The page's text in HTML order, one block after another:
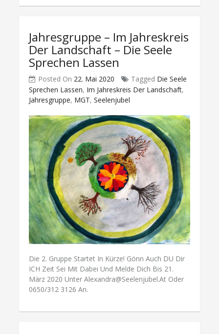
Jahresgruppe – Im Jahreskreis
Der Landschaft – Die Seele
Sprechen Lassen
Posted On 22. Mai 2020 Tagged Die Seele
Sprechen Lassen, Im Jahreskreis Der Landschaft,
Jahresgruppe, MGT, Seelenjubel
Die 2. Gruppe Startet In Kürze! Gönn Auch DU Dir
ICH Zeit Sei Mit Dabei Und Melde Dich Bis 21.
März 2020 Unter Alexandra@seelenjubel.at Oder
0650/312 3126 An.